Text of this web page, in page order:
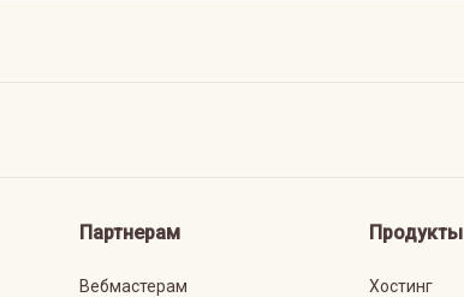
Партнерам
Вебмастерам
Продукты
Хостинг